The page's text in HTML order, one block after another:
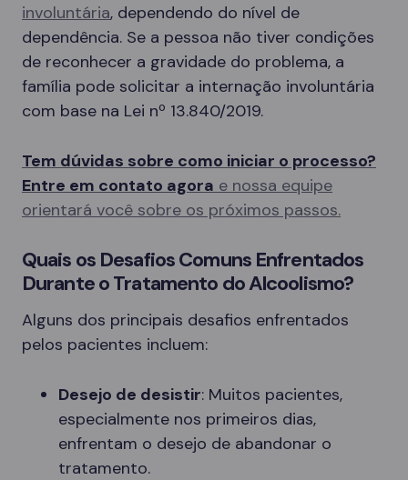
involuntária, dependendo do nível de
dependência. Se a pessoa não tiver condições
de reconhecer a gravidade do problema, a
família pode solicitar a internação involuntária
com base na Lei nº 13.840/2019.
Tem dúvidas sobre como iniciar o processo?
Entre em contato agora e nossa equipe
orientará você sobre os próximos passos.
Quais os Desafios Comuns Enfrentados
Durante o Tratamento do Alcoolismo?
Alguns dos principais desafios enfrentados
pelos pacientes incluem:
Desejo de desistir: Muitos pacientes,
especialmente nos primeiros dias,
enfrentam o desejo de abandonar o
tratamento.